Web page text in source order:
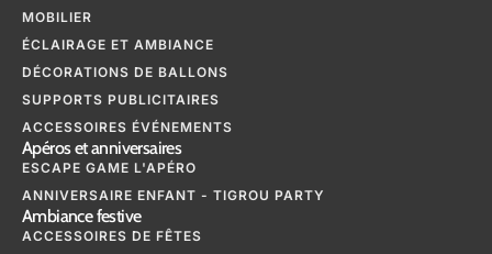
MOBILIER
ÉCLAIRAGE ET AMBIANCE
DÉCORATIONS DE BALLONS
SUPPORTS PUBLICITAIRES
ACCESSOIRES ÉVÉNEMENTS
Apéros et anniversaires
ESCAPE GAME L'APÉRO
ANNIVERSAIRE ENFANT - TIGROU PARTY
Ambiance festive
ACCESSOIRES DE FÊTES